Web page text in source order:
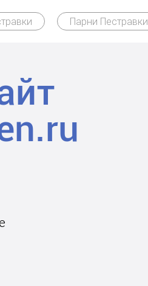
Парни Пестравки